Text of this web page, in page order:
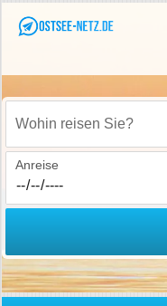
Wohin reisen Sie?
Anreise